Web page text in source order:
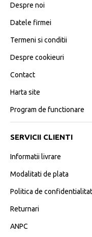
Despre noi
Datele firmei
Termeni si conditii
Despre cookieuri
Contact
Harta site
Program de functionare
SERVICII CLIENTI
Informatii livrare
Modalitati de plata
Politica de
Returnari
ANPC